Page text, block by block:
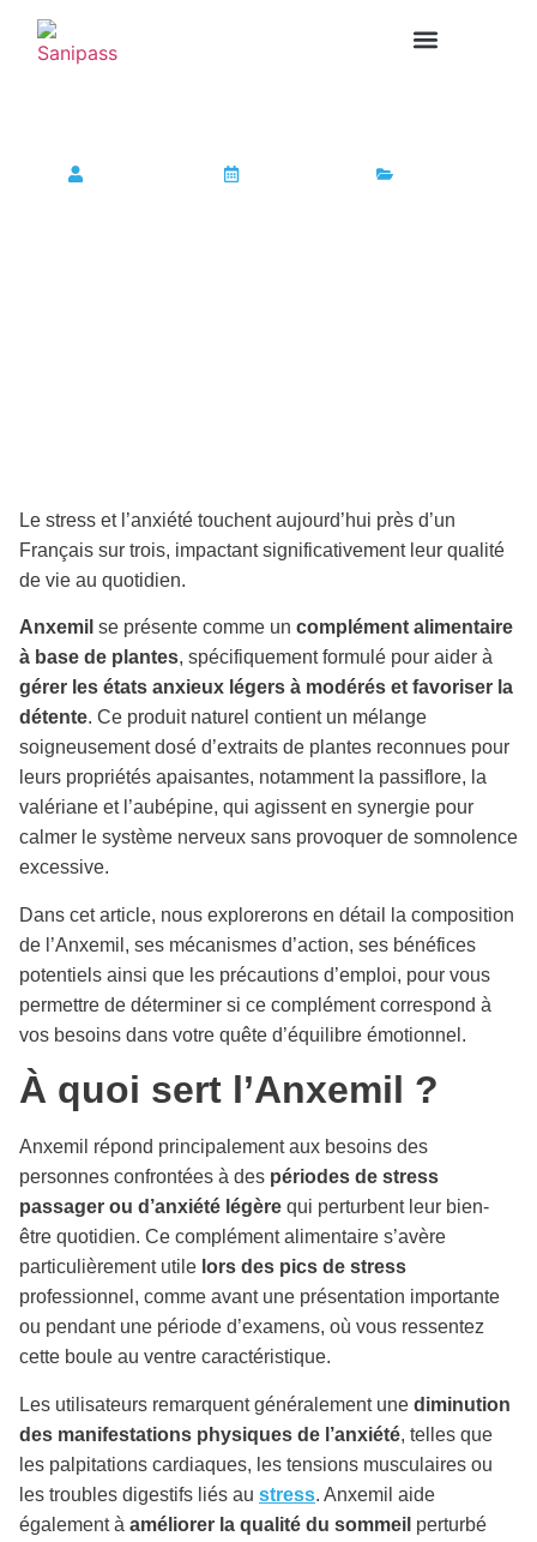
24 février 2025
Le stress et l’anxiété touchent aujourd’hui près d’un
Français sur trois, impactant significativement leur qualité
de vie au quotidien.
Anxemil se présente comme un complément alimentaire
à base de plantes, spécifiquement formulé pour aider à
gérer les états anxieux légers à modérés et favoriser la
détente. Ce produit naturel contient un mélange
soigneusement dosé d’extraits de plantes reconnues pour
leurs propriétés apaisantes, notamment la passiflore, la
valériane et l’aubépine, qui agissent en synergie pour
calmer le système nerveux sans provoquer de somnolence
excessive.
Dans cet article, nous explorerons en détail la composition
de l’Anxemil, ses mécanismes d’action, ses bénéfices
potentiels ainsi que les précautions d’emploi, pour vous
permettre de déterminer si ce complément correspond à
vos besoins dans votre quête d’équilibre émotionnel.
À quoi sert l’Anxemil ?
Anxemil répond principalement aux besoins des
personnes confrontées à des périodes de stress
passager ou d’anxiété légère qui perturbent leur bien-
être quotidien. Ce complément alimentaire s’avère
particulièrement utile lors des pics de stress
professionnel, comme avant une présentation importante
ou pendant une période d’examens, où vous ressentez
cette boule au ventre caractéristique.
Les utilisateurs remarquent généralement une diminution
des manifestations physiques de l’anxiété, telles que
les palpitations cardiaques, les tensions musculaires ou
les troubles digestifs liés au stress. Anxemil aide
également à améliorer la qualité du sommeil perturbé